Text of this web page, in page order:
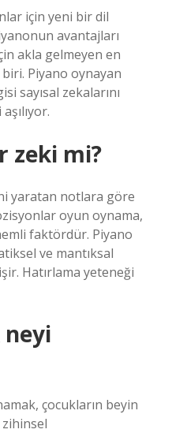
için yeni bir dil
avantajları
akla gelmeyen en
Piyano oynayan
sayısal zekalarını
zeki mi?
yaratan notlara göre
oyun oynama,
faktördür. Piyano
ve mantıksal
Hatırlama yeteneği
neyi
çocukların beyin